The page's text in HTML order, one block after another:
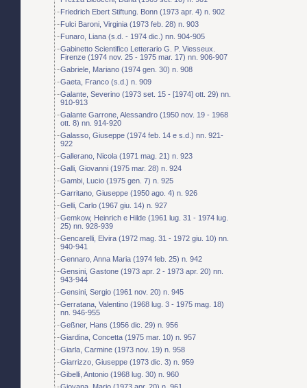
Friedrich Ebert Stiftung. Bonn (1973 apr. 4) n. 902
Fulci Baroni, Virginia (1973 feb. 28) n. 903
Funaro, Liana (s.d. - 1974 dic.) nn. 904-905
Gabinetto Scientifico Letterario G. P. Viesseux.
Firenze (1974 nov. 25 - 1975 mar. 17) nn. 906-907
Gabriele, Mariano (1974 gen. 30) n. 908
Gaeta, Franco (s.d.) n. 909
Galante, Severino (1973 set. 15 - [1974] ott. 29) nn.
910-913
Galante Garrone, Alessandro (1950 nov. 19 - 1968
ott. 8) nn. 914-920
Galasso, Giuseppe (1974 feb. 14 e s.d.) nn. 921-
922
Gallerano, Nicola (1971 mag. 21) n. 923
Galli, Giovanni (1975 mar. 28) n. 924
Gambi, Lucio (1975 gen. 7) n. 925
Garritano, Giuseppe (1950 ago. 4) n. 926
Gelli, Carlo (1967 giu. 14) n. 927
Gemkow, Heinrich e Hilde (1961 lug. 31 - 1974 lug.
25) nn. 928-939
Gencarelli, Elvira (1972 mag. 31 - 1972 giu. 10) nn.
940-941
Gennaro, Anna Maria (1974 feb. 25) n. 942
Gensini, Gastone (1973 apr. 2 - 1973 apr. 20) nn.
943-944
Gensini, Sergio (1961 nov. 20) n. 945
Gerratana, Valentino (1968 lug. 3 - 1975 mag. 18)
nn. 946-955
Geßner, Hans (1956 dic. 29) n. 956
Giardina, Concetta (1975 mar. 10) n. 957
Giarla, Carmine (1973 nov. 19) n. 958
Giarrizzo, Giuseppe (1973 dic. 3) n. 959
Gibelli, Antonio (1968 lug. 30) n. 960
Giovana, Mario (1973 apr. 20) n. 961